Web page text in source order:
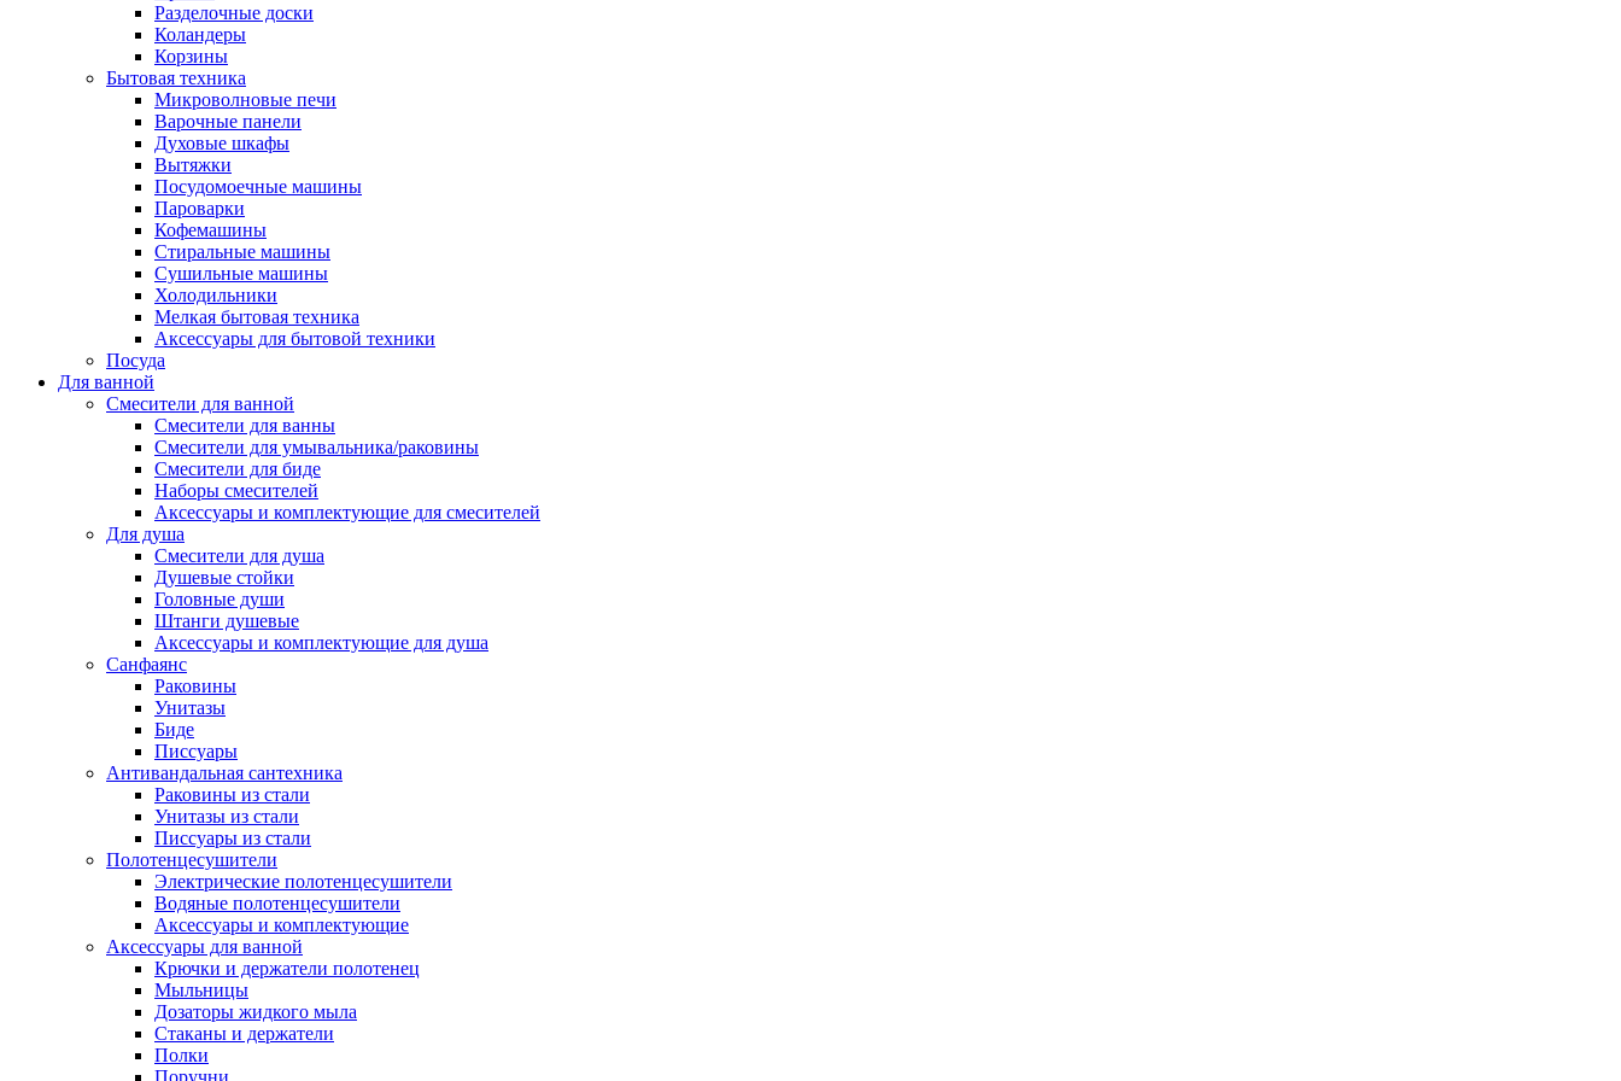
Разделочные доски
Коландеры
Корзины
Бытовая техника
Микроволновые печи
Варочные панели
Духовые шкафы
Вытяжки
Посудомоечные машины
Пароварки
Кофемашины
Стиральные машины
Сушильные машины
Холодильники
Мелкая бытовая техника
Аксессуары для бытовой техники
Посуда
Для ванной
Смесители для ванной
Смесители для ванны
Смесители для умывальника/раковины
Смесители для биде
Наборы смесителей
Аксессуары и комплектующие для смесителей
Для душа
Смесители для душа
Душевые стойки
Головные души
Штанги душевые
Аксессуары и комплектующие для душа
Санфаянс
Раковины
Унитазы
Биде
Писсуары
Антивандальная сантехника
Раковины из стали
Унитазы из стали
Писсуары из стали
Полотенцесушители
Электрические полотенцесушители
Водяные полотенцесушители
Аксессуары и комплектующие
Аксессуары для ванной
Крючки и держатели полотенец
Мыльницы
Дозаторы жидкого мыла
Стаканы и держатели
Полки
Поручни